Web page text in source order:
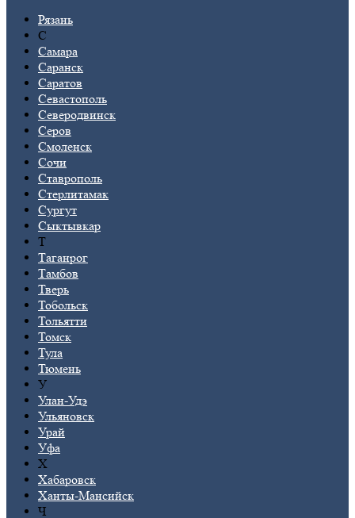
Рязань
С
Самара
Саранск
Саратов
Севастополь
Северодвинск
Серов
Смоленск
Сочи
Ставрополь
Стерлитамак
Сургут
Сыктывкар
Т
Таганрог
Тамбов
Тверь
Тобольск
Тольятти
Томск
Тула
Тюмень
У
Улан-Удэ
Ульяновск
Урай
Уфа
Х
Хабаровск
Ханты-Мансийск
Ч